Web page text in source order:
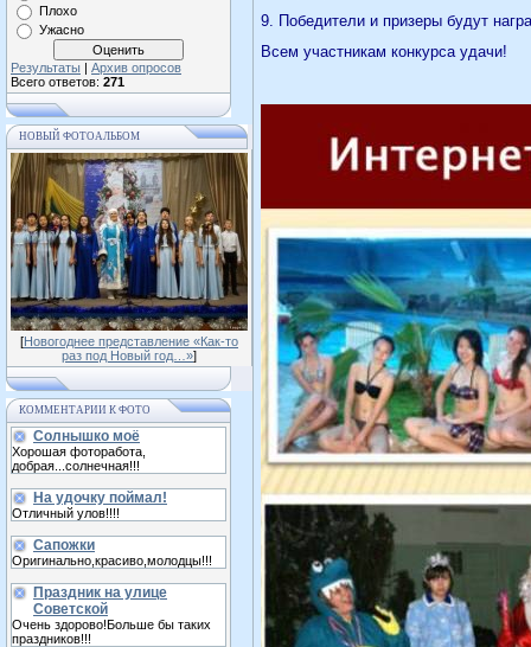
Плохо
Ужасно
Результаты | Архив опросов
Всего ответов: 271
НОВЫЙ ФОТОАЛЬБОМ
[Новогоднее представление «Как-то
раз под Новый год…»]
КОММЕНТАРИИ К ФОТО
Солнышко моё
Хорошая фоторабота,
добрая...солнечная!!!
На удочку поймал!
Отличный улов!!!!
Сапожки
Оригинально,красиво,молодцы!!!
Праздник на улице
Советской
Очень здорово!Больше бы таких
праздников!!!
9. Победители и призеры будут
Всем участникам конкурса удачи!